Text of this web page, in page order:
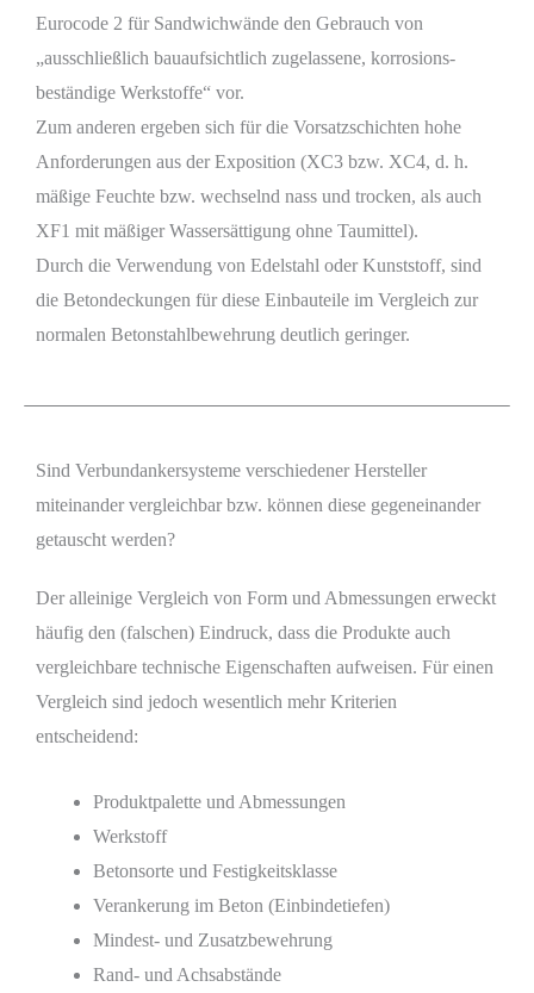
Eurocode 2 für Sandwichwände den Gebrauch von
„ausschließlich bauaufsichtlich zugelassene, korrosions-
beständige Werkstoffe“ vor.
Zum anderen ergeben sich für die Vorsatzschichten hohe
Anforderungen aus der Exposition (XC3 bzw. XC4, d. h.
mäßige Feuchte bzw. wechselnd nass und trocken, als auch
XF1 mit mäßiger Wassersättigung ohne Taumittel).
Durch die Verwendung von Edelstahl oder Kunststoff, sind
die Betondeckungen für diese Einbauteile im Vergleich zur
normalen Betonstahlbewehrung deutlich geringer.
Sind Verbundankersysteme verschiedener Hersteller
miteinander vergleichbar bzw. können diese gegeneinander
getauscht werden?
Der alleinige Vergleich von Form und Abmessungen erweckt
häufig den (falschen) Eindruck, dass die Produkte auch
vergleichbare technische Eigenschaften aufweisen. Für einen
Vergleich sind jedoch wesentlich mehr Kriterien
entscheidend:
Produktpalette und Abmessungen
Werkstoff
Betonsorte und Festigkeitsklasse
Verankerung im Beton (Einbindetiefen)
Mindest- und Zusatzbewehrung
Rand- und Achsabstände